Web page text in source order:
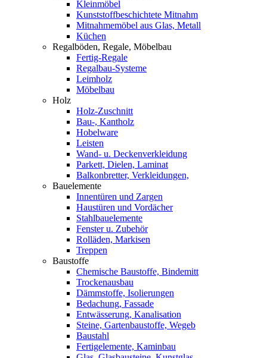
Kleinmöbel
Kunststoffbeschichtete Mitnahm
Mitnahmemöbel aus Glas, Metall
Küchen
Regalböden, Regale, Möbelbau
Fertig-Regale
Regalbau-Systeme
Leimholz
Möbelbau
Holz
Holz-Zuschnitt
Bau-, Kantholz
Hobelware
Leisten
Wand- u. Deckenverkleidung
Parkett, Dielen, Laminat
Balkonbretter, Verkleidungen,
Bauelemente
Innentüren und Zargen
Haustüren und Vordächer
Stahlbauelemente
Fenster u. Zubehör
Rolläden, Markisen
Treppen
Baustoffe
Chemische Baustoffe, Bindemitt
Trockenausbau
Dämmstoffe, Isolierungen
Bedachung, Fassade
Entwässerung, Kanalisation
Steine, Gartenbaustoffe, Wegeb
Baustahl
Fertigelemente, Kaminbau